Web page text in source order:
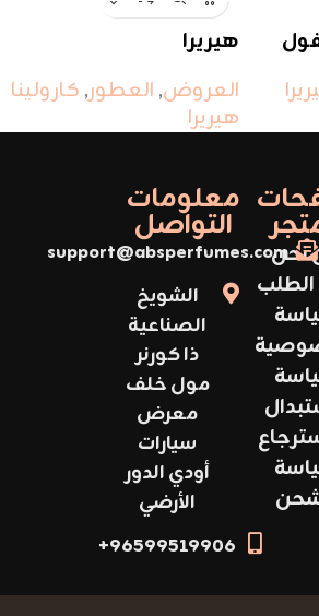
هيريرا
العروض, العطور, كارولينا
هيريرا
نحن
الطلب
معلومات
التواصل
support@absperfumes.com
الشويخ
الصناعية
ذا كورنر
مول خلف
معرض
سيارات
أودي الدور
الأرضي
96599519906+